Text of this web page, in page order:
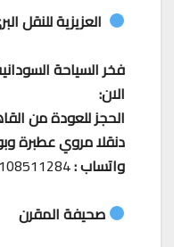
العزيزية للنقل
فخر السياحة
الان:
الحجز للعودة من
دنقلا مروي عطبرة
واتساب :
صحيفة المقرن